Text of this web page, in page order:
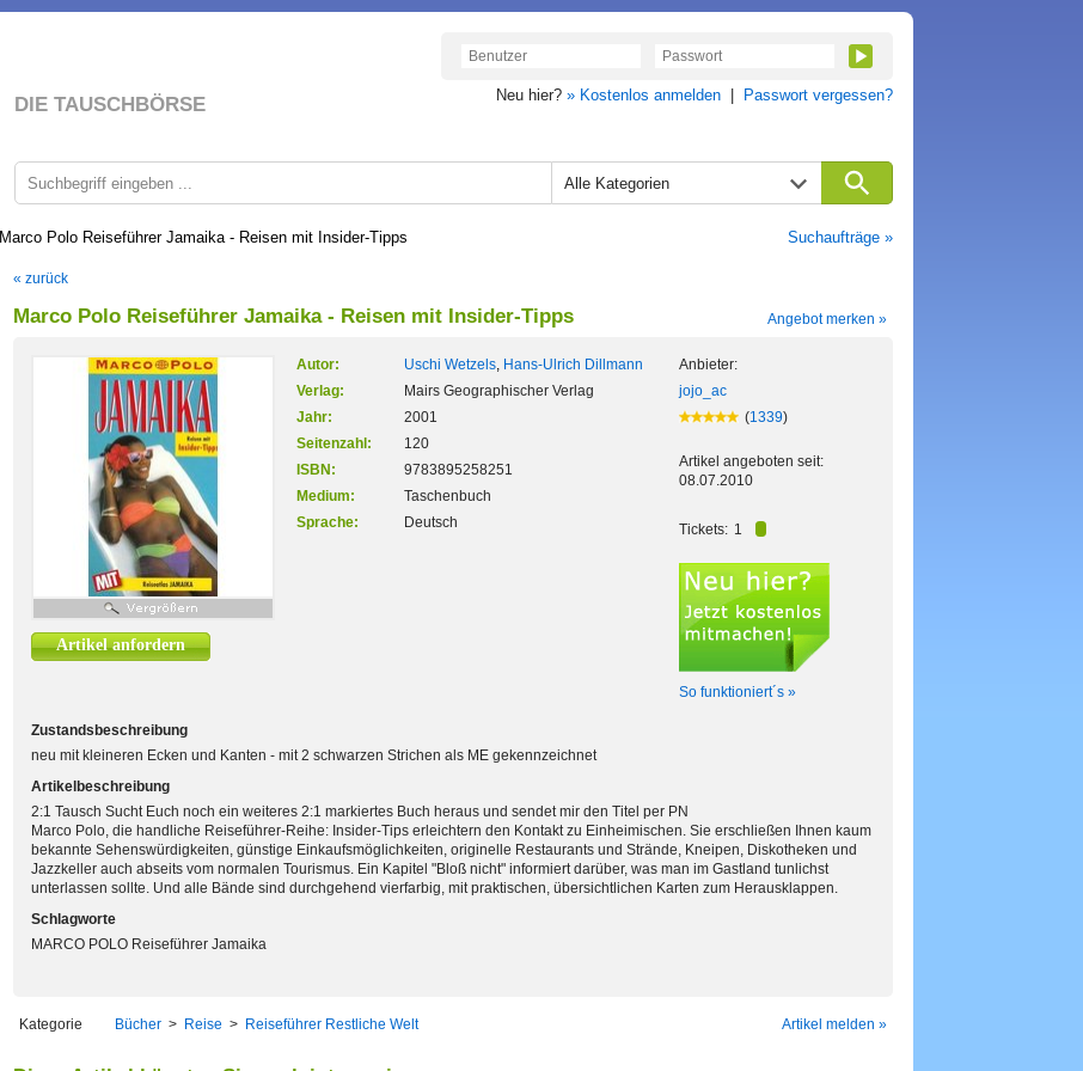
DIE TAUSCHBÖRSE Neu hier? » Kostenlos anmelden Passwort vergessen?
Alle Kategorien
Marco Polo Reiseführer Jamaika - Reisen mit Insider-Tipps Suchaufträge »
« zurück
Marco Polo Reiseführer Jamaika - Reisen mit Insider-Tipps Angebot merken »
Artikel anfordern
Autor: Uschi Wetzels, Hans-Ulrich Dillmann
Verlag:
Mairs Geographischer Verlag
Jahr:
2001
Seitenzahl:
120
ISBN:
9783895258251
Medium:
Taschenbuch
Sprache:
Deutsch
Anbieter:
jojo_ac
(1339)
Artikel angeboten seit:
08.07.2010
Tickets: 1
So funktioniert´s »
Zustandsbeschreibung
neu mit kleineren Ecken und Kanten - mit 2 schwarzen Strichen als ME gekennzeichnet
Artikelbeschreibung
2:1 Tausch Sucht Euch noch ein weiteres 2:1 markiertes Buch heraus und sendet mir den Titel per PN
Marco Polo, die handliche Reiseführer-Reihe: Insider-Tips erleichtern den Kontakt zu Einheimischen. Sie erschließen Ihnen kaum
bekannte Sehenswürdigkeiten, günstige Einkaufsmöglichkeiten, originelle Restaurants und Strände, Kneipen, Diskotheken und
Jazzkeller auch abseits vom normalen Tourismus. Ein Kapitel "Bloß nicht" informiert darüber, was man im Gastland tunlichst
unterlassen sollte. Und alle Bände sind durchgehend vierfarbig, mit praktischen, übersichtlichen Karten zum Herausklappen.
Schlagworte
MARCO POLO Reiseführer Jamaika
Kategorie Bücher > Reise > Reiseführer Restliche Welt Artikel melden »